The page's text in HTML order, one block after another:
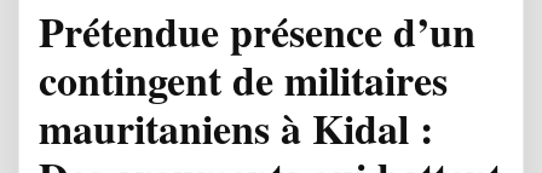
Prétendue présence d’un
contingent de militaires
mauritaniens à Kidal :